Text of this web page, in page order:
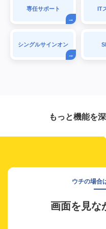
専任サポート IT
シングルサインオン
もっと機能を
ウチの場合
画面を見な